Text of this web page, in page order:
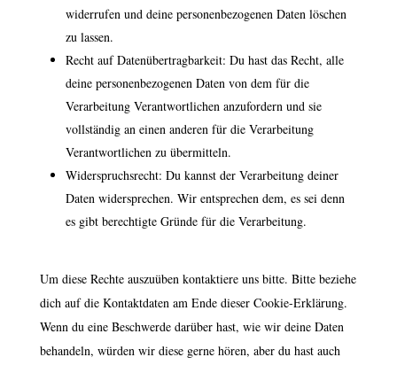
widerrufen und deine personenbezogenen Daten löschen
zu lassen.
Recht auf Datenübertragbarkeit: Du hast das Recht, alle
deine personenbezogenen Daten von dem für die
Verarbeitung Verantwortlichen anzufordern und sie
vollständig an einen anderen für die Verarbeitung
Verantwortlichen zu übermitteln.
Widerspruchsrecht: Du kannst der Verarbeitung deiner
Daten widersprechen. Wir entsprechen dem, es sei denn
es gibt berechtigte Gründe für die Verarbeitung.
Um diese Rechte auszuüben kontaktiere uns bitte. Bitte beziehe
dich auf die Kontaktdaten am Ende dieser Cookie-Erklärung.
Wenn du eine Beschwerde darüber hast, wie wir deine Daten
behandeln, würden wir diese gerne hören, aber du hast auch